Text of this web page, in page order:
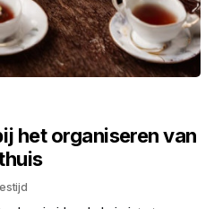
het organiseren van